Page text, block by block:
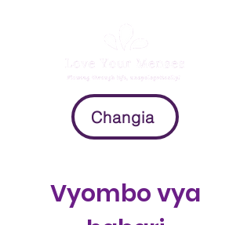
Changia
Vyombo vya